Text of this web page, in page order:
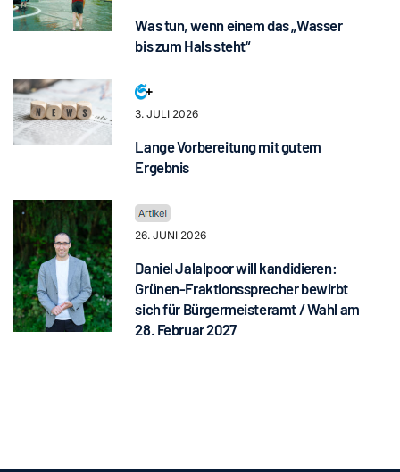
Was tun, wenn einem das „Wasser
bis zum Hals steht“
3. JULI 2026
Lange Vorbereitung mit gutem
Ergebnis
26. JUNI 2026
Daniel Jalalpoor will kandidieren:
Grünen-Fraktionssprecher bewirbt
sich für Bürgermeisteramt / Wahl am
28. Februar 2027